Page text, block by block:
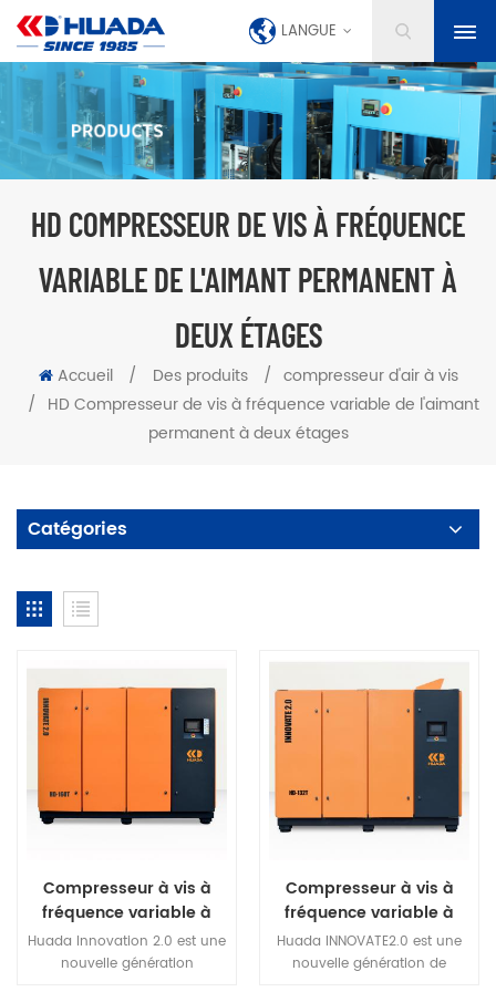
LANGUE
HD COMPRESSEUR DE VIS À FRÉQUENCE
VARIABLE DE L'AIMANT PERMANENT À
DEUX ÉTAGES
Accueil / Des produits / compresseur d'air à vis
/ HD Compresseur de vis à fréquence variable de l'aimant
permanent à deux étages
Catégories
Compresseur à vis à
fréquence variable à
aimant permanent à
deux étages série
Huada Innovation 2.0 est une
nouvelle génération
Compresseur à vis à
fréquence variable à
aimant permanent à
deux étages série
Huada INNOVATE2.0 est une
nouvelle génération de